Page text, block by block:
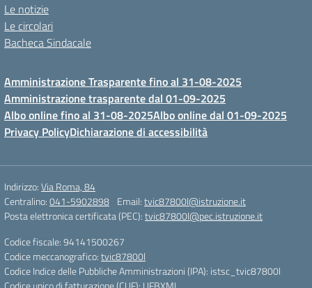
Le notizie
Le circolari
Bacheca Sindacale
Amministrazione Trasparente fino al 31-08-2025
Amministrazione trasparente dal 01-09-2025
Albo online fino al 31-08-2025Albo online dal 01-09-2025
Privacy PolicyDichiarazione di accessibilità
Indirizzo:Via Roma, 84
Centralino:041-5902898 Email:tvic87800l@istruzione.it
Posta elettronica certificata (PEC):tvic87800l@pec.istruzione.it
Codice fiscale: 94141500267
Codice meccanografico:tvic87800l
Codice Indice delle Pubbliche Amministrazioni (IPA): istsc_tvic87800l